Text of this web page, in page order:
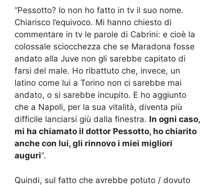
“Pessotto? Io non ho fatto in tv il suo nome.
Chiarisco l’equivoco. Mi hanno chiesto di
commentare in tv le parole di Cabrini: e cioè la
colossale sciocchezza che se Maradona fosse
andato alla Juve non gli sarebbe capitato di
farsi del male. Ho ribattuto che, invece, un
latino come lui a Torino non ci sarebbe mai
andato, o si sarebbe incupito. E ho aggiunto
che a Napoli, per la sua vitalità, diventa più
difficile lanciarsi giù dalla finestra. In ogni caso,
mi ha chiamato il dottor Pessotto, ho chiarito
anche con lui, gli rinnovo i miei migliori
auguri“.
Quindi, sul fatto che avrebbe potuto / dovuto